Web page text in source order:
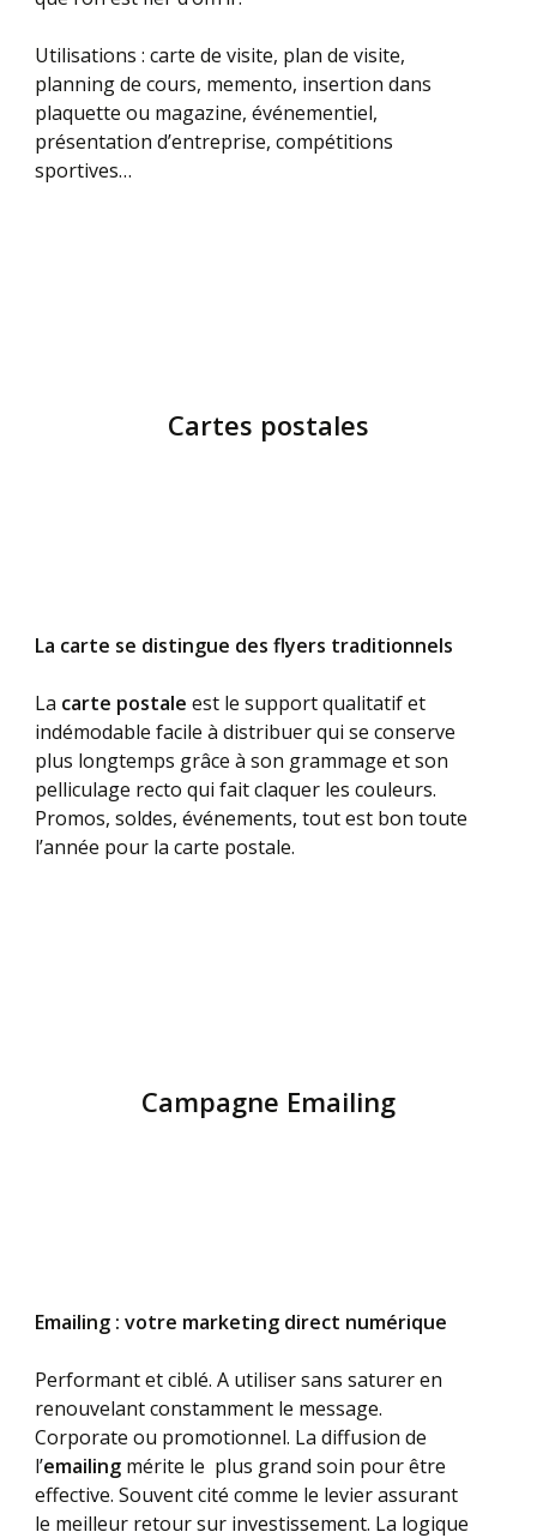
Utilisations : carte de visite, plan de visite,
planning de cours, memento, insertion dans
plaquette ou magazine, événementiel,
présentation d’entreprise, compétitions
sportives…
Cartes postales
La carte se distingue des flyers traditionnels
La carte postale est le support qualitatif et
indémodable facile à distribuer qui se conserve
plus longtemps grâce à son grammage et son
pelliculage recto qui fait claquer les couleurs.
Promos, soldes, événements, tout est bon toute
l’année pour la carte postale.
Campagne Emailing
Emailing : votre marketing direct numérique
Performant et ciblé. A utiliser sans saturer en
renouvelant constamment le message.
Corporate ou promotionnel. La diffusion de
l’emailingmérite le plus grand soin pour être
effective. Souvent cité comme le levier assurant
le meilleur retour sur investissement. La logique